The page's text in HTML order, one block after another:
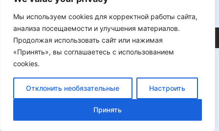
Мы используем cookies для корректной работы сайта,
анализа посещаемости и улучшения материалов.
Продолжая использовать сайт или нажимая
«Принять», вы соглашаетесь с использованием
cookies.
Отклонить необязательные Настроить
Принять
©2026 FLProg